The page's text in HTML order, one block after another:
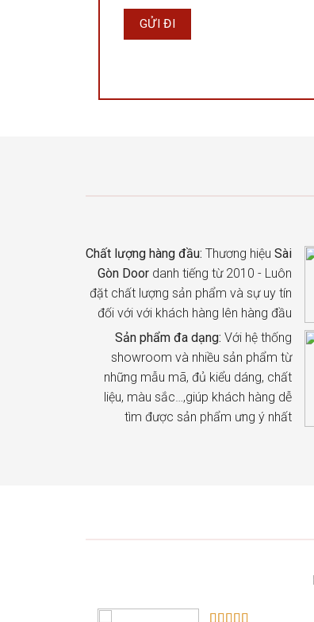
Chất lượng hàng đầu: Thương hiệu Sài
Gòn Doordanh tiếng từ 2010 - Luôn
đặt chất lượng sản phẩm và sự uy tín
đối với với khách hàng lên hàng đầu
Sản phẩm đa dạng: Với hệ thống
showroom và nhiều sản phẩm từ
những mẫu mã, đủ kiểu dáng, chất
liệu, màu sắc…,giúp khách hàng dễ
tìm được sản phẩm ưng ý nhất